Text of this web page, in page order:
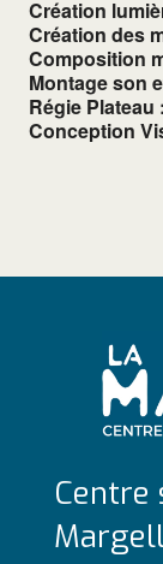
Création
Création des
Composition
Montage son
Régie Plateau :
Conception
Centre